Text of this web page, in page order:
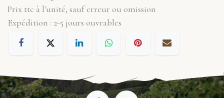
Prix ttc à l'unité, sauf erreur ou omission
Expédition : 2-5 jours ouvrables